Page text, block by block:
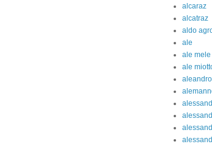
alcaraz
alcatraz
aldo
ale
ale mele
ale